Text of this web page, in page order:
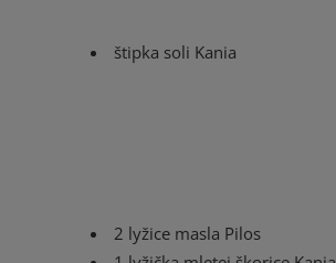
štipka soli Kania
2 lyžice masla Pilos